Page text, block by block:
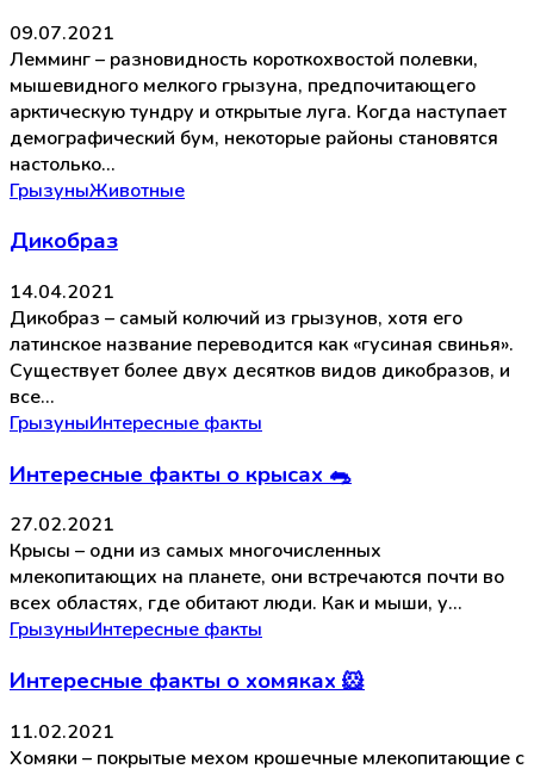
09.07.2021
Лемминг – разновидность короткохвостой полевки,
мышевидного мелкого грызуна, предпочитающего
арктическую тундру и открытые луга. Когда наступает
демографический бум, некоторые районы становятся
настолько…
ГрызуныЖивотные
Дикобраз
14.04.2021
Дикобраз – самый колючий из грызунов, хотя его
латинское название переводится как «гусиная свинья».
Существует более двух десятков видов дикобразов, и
все…
ГрызуныИнтересные факты
Интересные факты о крысах 🐀
27.02.2021
Крысы – одни из самых многочисленных
млекопитающих на планете, они встречаются почти во
всех областях, где обитают люди. Как и мыши, у…
ГрызуныИнтересные факты
Интересные факты о хомяках 🐹
11.02.2021
Хомяки – покрытые мехом крошечные млекопитающие с